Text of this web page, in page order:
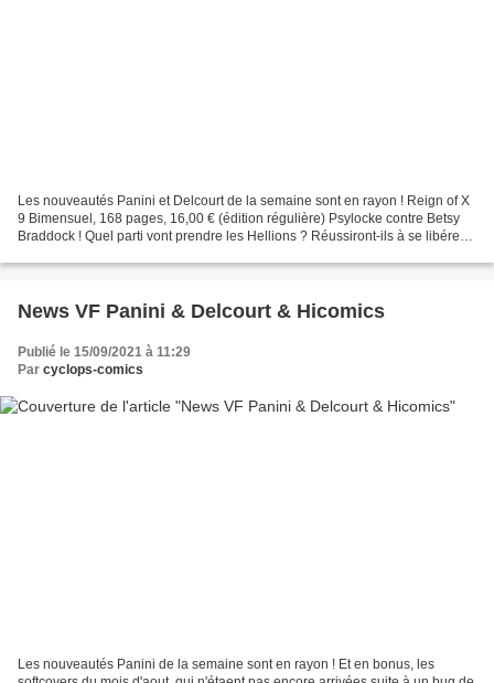
Les nouveautés Panini et Delcourt de la semaine sont en rayon ! Reign of X
9 Bimensuel, 168 pages, 16,00 € (édition régulière) Psylocke contre Betsy
Braddock ! Quel parti vont prendre les Hellions ? Réussiront-ils à se libérer
News VF Panini & Delcourt & Hicomics
Publié le 15/09/2021 à 11:29
Par cyclops-comics
Les nouveautés Panini de la semaine sont en rayon ! Et en bonus, les